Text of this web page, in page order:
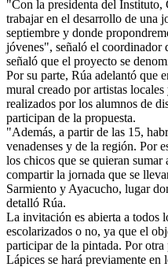
"Con la presidenta del Instituto,
trabajar en el desarrollo de una
septiembre y donde
jóvenes", señaló el
señaló que el proyecto se
Por su parte, Rúa adelantó que
mural creado por artistas
realizados por los alumnos de
participan de la propuesta.
"Además, a partir de las 15,
venadenses y de la región. Por
los chicos que se quieran sumar
compartir la jornada que se
Sarmiento y Ayacucho, lugar
detalló Rúa.
La invitación es abierta a todos
escolarizados o no, ya que el
participar de la pintada. Por
Lápices se hará previamente en